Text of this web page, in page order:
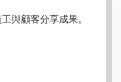
與顧客分享成果。